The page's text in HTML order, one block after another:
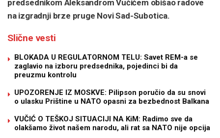
predsednikom Aleksandrom Vučićem obišao radove
na izgradnji brze pruge Novi Sad-Subotica.
Slične vesti
BLOKADA U REGULATORNOM TELU: Savet REM-a se
zaglavio na izboru predsednika, pojedinci bi da
preuzmu kontrolu
UPOZORENJE IZ MOSKVE: Pilipson poručio da su snovi
o ulasku Prištine u NATO opasni za bezbednost Balkana
VUČIĆ O TEŠKOJ SITUACIJI NA KiM: Radimo sve da
olakšamo život našem narodu, ali rat sa NATO nije opcija